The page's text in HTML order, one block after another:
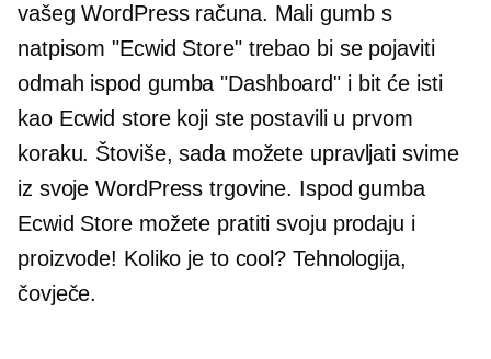
vašeg WordPress računa. Mali gumb s
natpisom "Ecwid Store" trebao bi se pojaviti
odmah ispod gumba "Dashboard" i bit će isti
kao Ecwid store koji ste postavili u prvom
koraku. Štoviše, sada možete upravljati svime
iz svoje WordPress trgovine. Ispod gumba
Ecwid Store možete pratiti svoju prodaju i
proizvode! Koliko je to cool? Tehnologija,
čovječe.